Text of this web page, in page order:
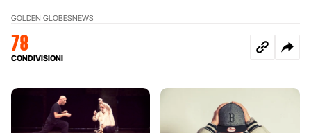
GOLDEN GLOBESNEWS
78
CONDIVISIONI